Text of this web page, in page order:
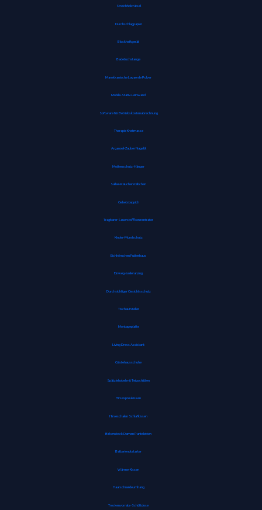
Streichholzrätsel
Durchschlagpapier
Blockheftgerät
Badetuchstange
Marokkanische Lavaerde Pulver
Mobile-Stativ-Leinwand
Software für Betriebskostenabrechnung
Therapie Knetmasse
Arganoel-Zauber Nagelöl
Mottenschutz-Hänger
Salbei-Räucherstäbchen
Gebetsteppich
Tragbarer Sauerstoffkonzentrator
Kinder-Mundschutz
Eichhörnchen Futterhaus
Einweg-Isolieranzug
Durchsichtiger Gesichtsschutz
Tischaufsteller
Montageplatte
Living Dress Assistant
Gästehausschuhe
Spätzlehobel mit Teigschlitten
Hirsespreukissen
Hirseschalen Schlafkissen
Birkenstock Damen Pantoletten
Batterienotstarter
Wärme-Kissen
Haarschneideumhang
Trockenvorrats-Schüttdose